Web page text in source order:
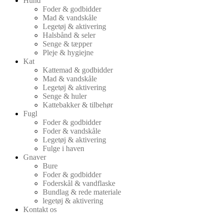
Foder & godbidder
Mad & vandskåle
Legetøj & aktivering
Halsbånd & seler
Senge & tæpper
Pleje & hygiejne
Kat
Kattemad & godbidder
Mad & vandskåle
Legetøj & aktivering
Senge & huler
Kattebakker & tilbehør
Fugl
Foder & godbidder
Foder & vandskåle
Legetøj & aktivering
Fulge i haven
Gnaver
Bure
Foder & godbidder
Foderskål & vandflaske
Bundlag & rede materiale
legetøj & aktivering
Kontakt os